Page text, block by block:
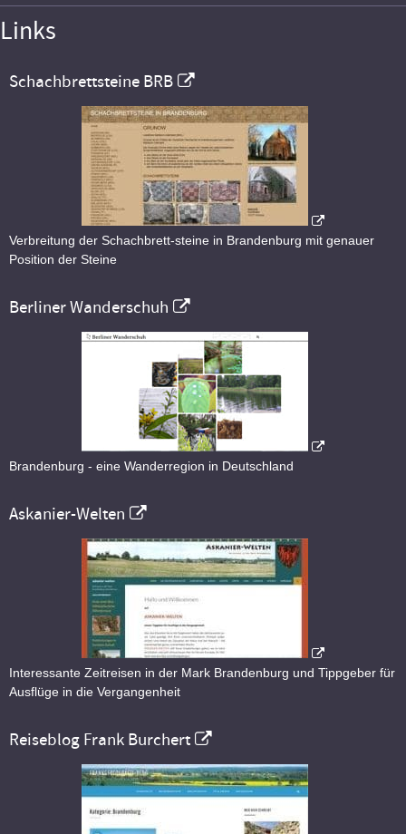
Links
Schachbrettsteine BRB
Verbreitung der Schachbrett-steine in Brandenburg mit genauer
Position der Steine
Berliner Wanderschuh
Brandenburg - eine Wanderregion in Deutschland
Askanier-Welten
Interessante Zeitreisen in der Mark Brandenburg und Tippgeber für
Ausflüge in die Vergangenheit
Reiseblog Frank Burchert